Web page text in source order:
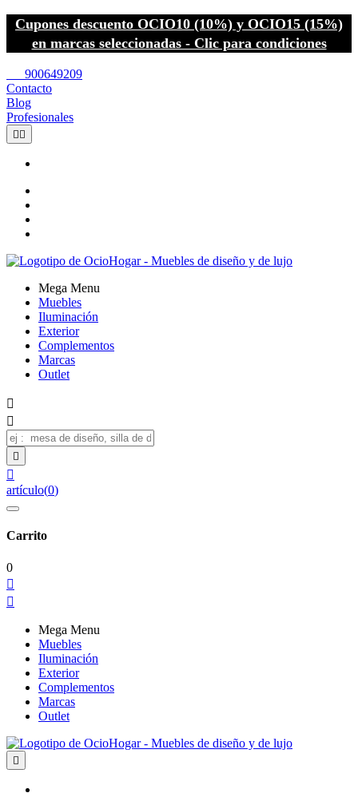
Cupones descuento OCIO10 (10%) y OCIO15 (15%)
en marcas seleccionadas - Clic para condiciones
900649209
Contacto
Blog
Profesionales
 
Mega Menu
Muebles
Iluminación
Exterior
Complementos
Marcas
Outlet




artículo(0)
Carrito
0


Mega Menu
Muebles
Iluminación
Exterior
Complementos
Marcas
Outlet
